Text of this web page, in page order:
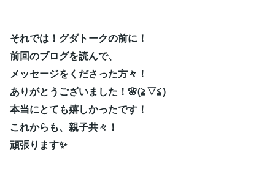
それでは！グダトークの前に！
前回のブログを読んで、
メッセージをくださった方々！
ありがとうございました！🌸(≧▽≦)
本当にとても嬉しかったです！
これからも、親子共々！
頑張ります✨